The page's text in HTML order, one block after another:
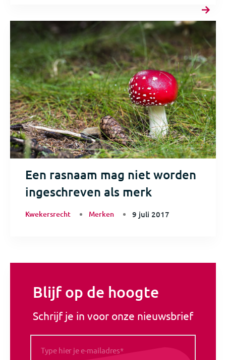
Een rasnaam mag niet worden
ingeschreven als merk
Kwekersrecht Merken 9 juli 2017
Blijf op de hoogte
Schrijf je in voor onze nieuwsbrief